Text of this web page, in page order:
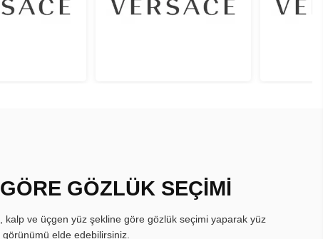
GÖZLÜK SEÇİMİ
kalp ve üçgen yüz şekline göre gözlük seçimi yaparak yüz
görünümü elde edebilirsiniz.